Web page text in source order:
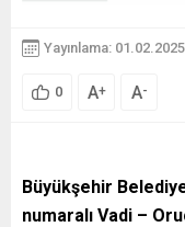
Yayınlama: 01.02.2025
0 A+ A-
Büyükşehir
numaralı Vadi –